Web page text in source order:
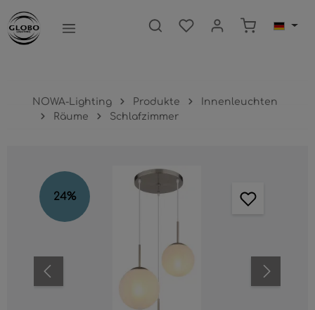
springen Warenkorb
NOWA-Lighting Produkte
Innenleuchten
Räume
Schlafzimmer
Bildergalerie überspringen
24%